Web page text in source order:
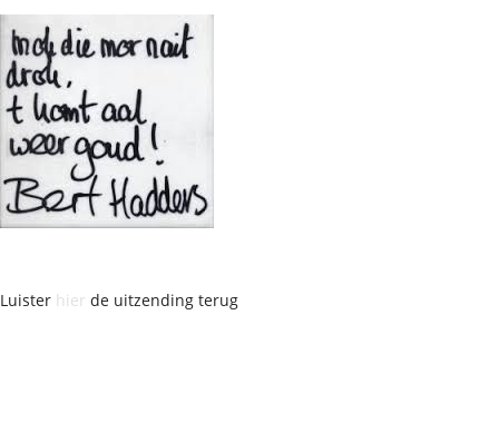
Luister hier de uitzending terug